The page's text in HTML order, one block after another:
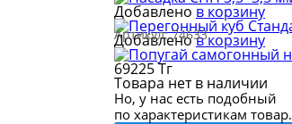
Добавлено в корзину
Добавленов корзину
Артикул:74633
69225 Тг
Товара нет в наличии
Но, у нас есть подобный
по характеристикам товар.